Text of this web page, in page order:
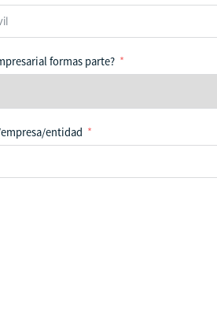
formas parte?
entidad